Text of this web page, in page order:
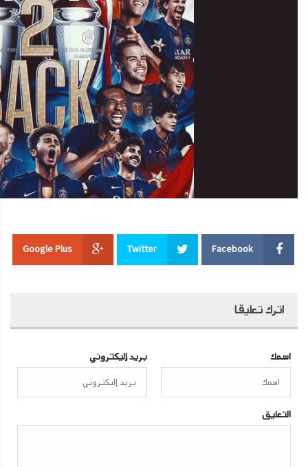
Facebook
Twitter
Google Plus
اترك تعليقا
اسمك بريد إليكتروني
التعليق